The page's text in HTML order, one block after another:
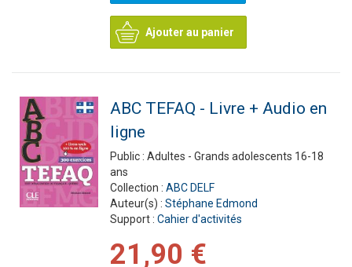
Ajouter au panier
ABC TEFAQ - Livre + Audio en
ligne
Public : Adultes - Grands adolescents 16-18
ans
Collection : ABC DELF
Auteur(s) : Stéphane Edmond
Support : Cahier d'activités
21,90 €